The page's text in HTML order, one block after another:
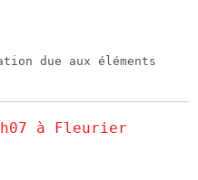
due aux éléments
à Fleurier